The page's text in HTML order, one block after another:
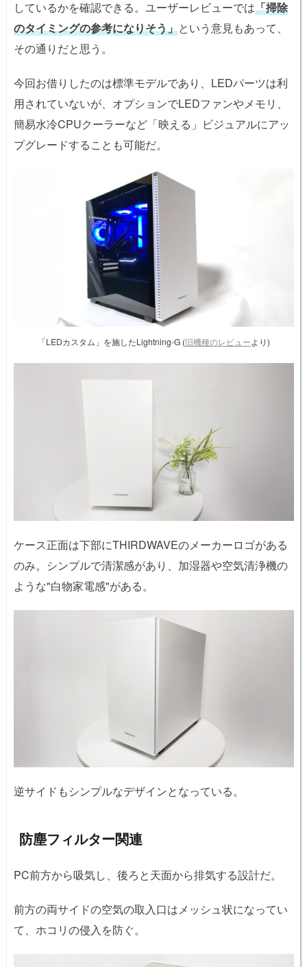
しているかを確認できる。ユーザーレビューでは「掃除
のタイミングの参考になりそう」という意見もあって、
その通りだと思う。
今回お借りしたのは標準モデルであり、LEDパーツは利
用されていないが、オプションでLEDファンやメモリ、
簡易水冷CPUクーラーなど「映える」ビジュアルにアッ
プグレードすることも可能だ。
「LEDカスタム」を施したLightning-G (旧機種のレビューより)
ケース正面は下部にTHIRDWAVEのメーカーロゴがある
のみ。シンプルで清潔感があり、加湿器や空気清浄機の
ような"白物家電感"がある。
逆サイドもシンプルなデザインとなっている。
防塵フィルター関連
PC前方から吸気し、後ろと天面から排気する設計だ。
前方の両サイドの空気の取入口はメッシュ状になってい
て、ホコリの侵入を防ぐ。